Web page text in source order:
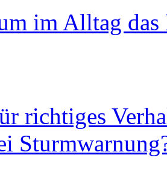
im Alltag
richtiges